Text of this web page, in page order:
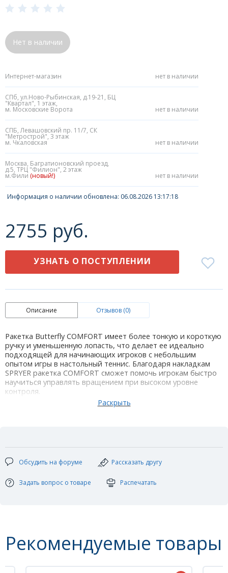
Нет в наличии
Интернет-магазин нет в наличии
СПб, ул.Ново-Рыбинская, д.19-21, БЦ
"Квартал", 1 этаж,
м. Московские Ворота нет в наличии
СПБ, Левашовский пр. 11/7, СК
"Метрострой", 3 этаж
м. Чкаловская нет в наличии
Москва, Багратионовский проезд,
д.5, ТРЦ "Филион", 2 этаж
м.Фили (новый!) нет в наличии
Информация о наличии обновлена: 06.08.2026 13:17:18
2755 руб.
УЗНАТЬ О ПОСТУПЛЕНИИ
Описание Отзывов (0)
Ракетка Butterfly COMFORT имеет более тонкую и короткую
ручку и уменьшенную лопасть, что делает ее идеально
подходящей для начинающих игроков с небольшим
опытом игры в настольный теннис. Благодаря накладкам
SPRYER ракетка COMFORT сможет помочь игрокам быстро
научиться управлять вращением при высоком уровне
контроля.
Размер лопасти: 153 x 144 мм
Обсудить на форуме Рассказать другу
Задать вопрос о товаре Распечатать
Рекомендуемые товары